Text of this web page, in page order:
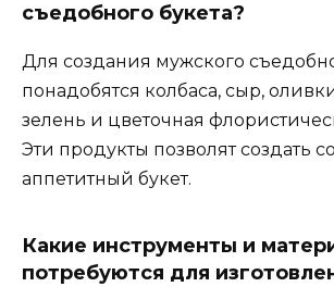
съедобного букета?
Для создания мужского
понадобятся колбаса, сыр,
зелень и цветочная
Эти продукты позволят создать
аппетитный букет.
Какие инструменты и
потребуются для